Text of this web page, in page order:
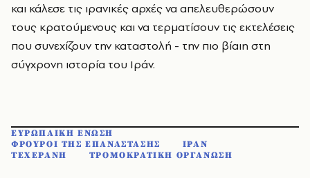
και κάλεσε τις ιρανικές αρχές να απελευθερώσουν
τους κρατούμενους και να τερματίσουν τις εκτελέσεις
που συνεχίζουν την καταστολή - την πιο βίαιη στη
σύγχρονη ιστορία του Ιράν.
ΕΥΡΩΠΑΙΚΗ ΕΝΩΣΗ
ΦΡΟΥΡΟΙ ΤΗΣ ΕΠΑΝΑΣΤΑΣΗΣ
ΙΡΑΝ
ΤΕΧΕΡΑΝΗ
ΤΡΟΜΟΚΡΑΤΙΚΗ ΟΡΓΑΝΩΣΗ